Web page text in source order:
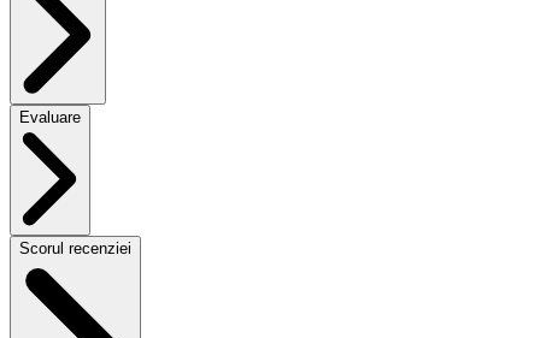
Evaluare
Scorul recenziei